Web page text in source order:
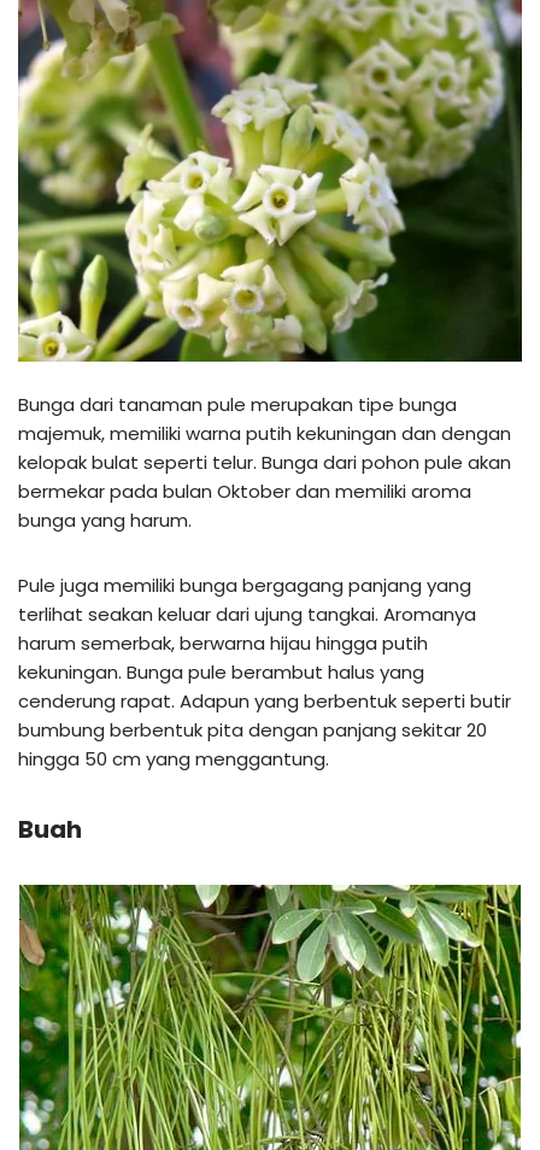
Bunga dari tanaman pule merupakan tipe bunga
majemuk, memiliki warna putih kekuningan dan dengan
kelopak bulat seperti telur. Bunga dari pohon pule akan
bermekar pada bulan Oktober dan memiliki aroma
bunga yang harum.
Pule juga memiliki bunga bergagang panjang yang
terlihat seakan keluar dari ujung tangkai. Aromanya
harum semerbak, berwarna hijau hingga putih
kekuningan. Bunga pule berambut halus yang
cenderung rapat. Adapun yang berbentuk seperti butir
bumbung berbentuk pita dengan panjang sekitar 20
hingga 50 cm yang menggantung.
Buah